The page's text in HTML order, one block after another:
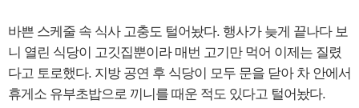
바쁜 스케줄 속 식사 고충도 털어놨다. 행사가 늦게 끝나다 보
니 열린 식당이 고깃집뿐이라 매번 고기만 먹어 이제는 질렸
다고 토로했다. 지방 공연 후 식당이 모두 문을 닫아 차 안에서
휴게소 유부초밥으로 끼니를 때운 적도 있다고 털어놨다.